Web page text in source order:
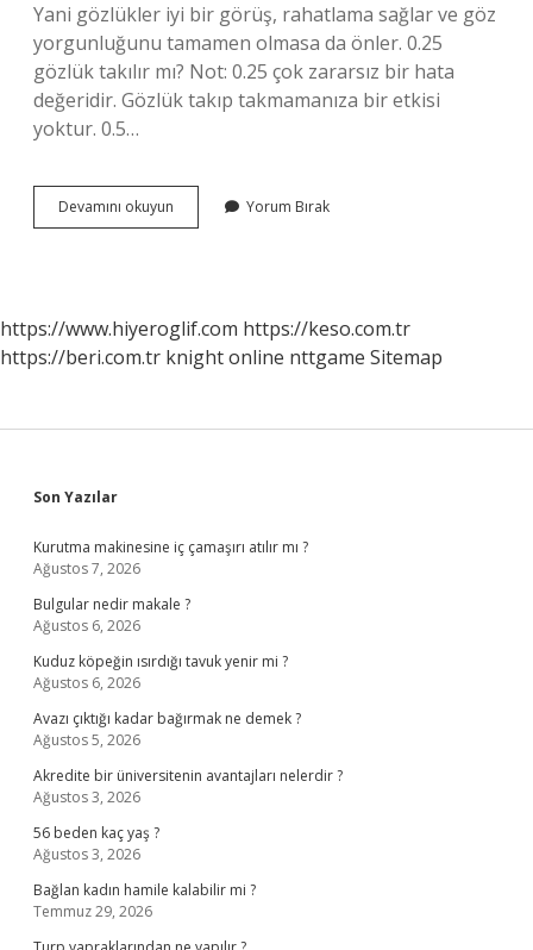
Yani gözlükler iyi bir görüş, rahatlama sağlar ve göz
yorgunluğunu tamamen olmasa da önler. 0.25
gözlük takılır mı? Not: 0.25 çok zararsız bir hata
değeridir. Gözlük takıp takmamanıza bir etkisi
yoktur. 0.5…
Devamını okuyun Dinlendirici
Gözlük
Yorum Bırak
https://www.hiyeroglif.com https://keso.com.tr
https://beri.com.tr knight online nttgame Sitemap
Sidebar
Son Yazılar
Kurutma makinesine iç çamaşırı atılır mı ?
Ağustos 7, 2026
Bulgular nedir makale ?
Ağustos 6, 2026
Kuduz köpeğin ısırdığı tavuk yenir mi ?
Ağustos 6, 2026
Avazı çıktığı kadar bağırmak ne demek ?
Ağustos 5, 2026
Akredite bir üniversitenin avantajları nelerdir ?
Ağustos 3, 2026
56 beden kaç yaş ?
Ağustos 3, 2026
Bağlan kadın hamile kalabilir mi ?
Temmuz 29, 2026